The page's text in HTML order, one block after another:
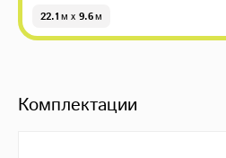
22.1м x 9.6м
Комплектации